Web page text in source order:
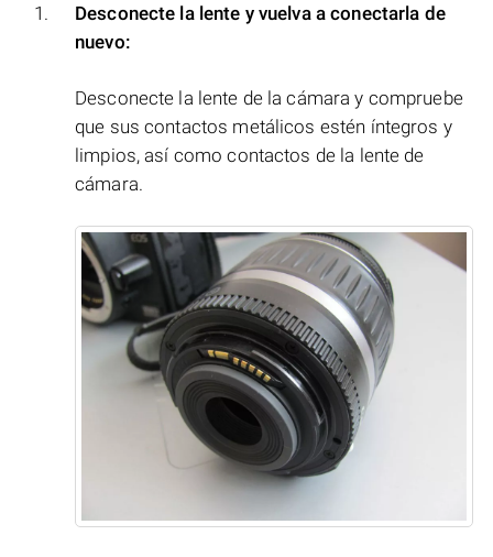
Desconecte la lente y vuelva a conectarla de
nuevo:
Desconecte la lente de la cámara y compruebe
que sus contactos metálicos estén íntegros y
limpios, así como contactos de la lente de
cámara.